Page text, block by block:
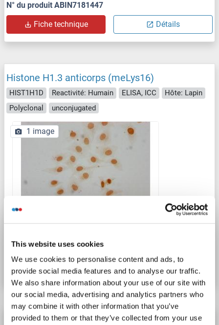
This website uses cookies
We use cookies to personalise content and ads, to
provide social media features and to analyse our traffic.
We also share information about your use of our site with
our social media, advertising and analytics partners who
may combine it with other information that you’ve
provided to them or that they’ve collected from your use
N° du produit ABIN7181447
Fiche technique Détails
Histone H1.3 anticorps (meLys16)
HIST1H1D Reactivité: Humain ELISA, ICC
Hôte: Lapin
Polyclonal
unconjugated
1 image
N° du produit ABIN7181444
Fiche technique Détails
Histone H1.3 anticorps (fLys140)